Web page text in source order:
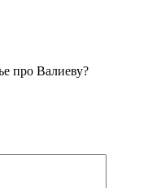
про Валиеву?